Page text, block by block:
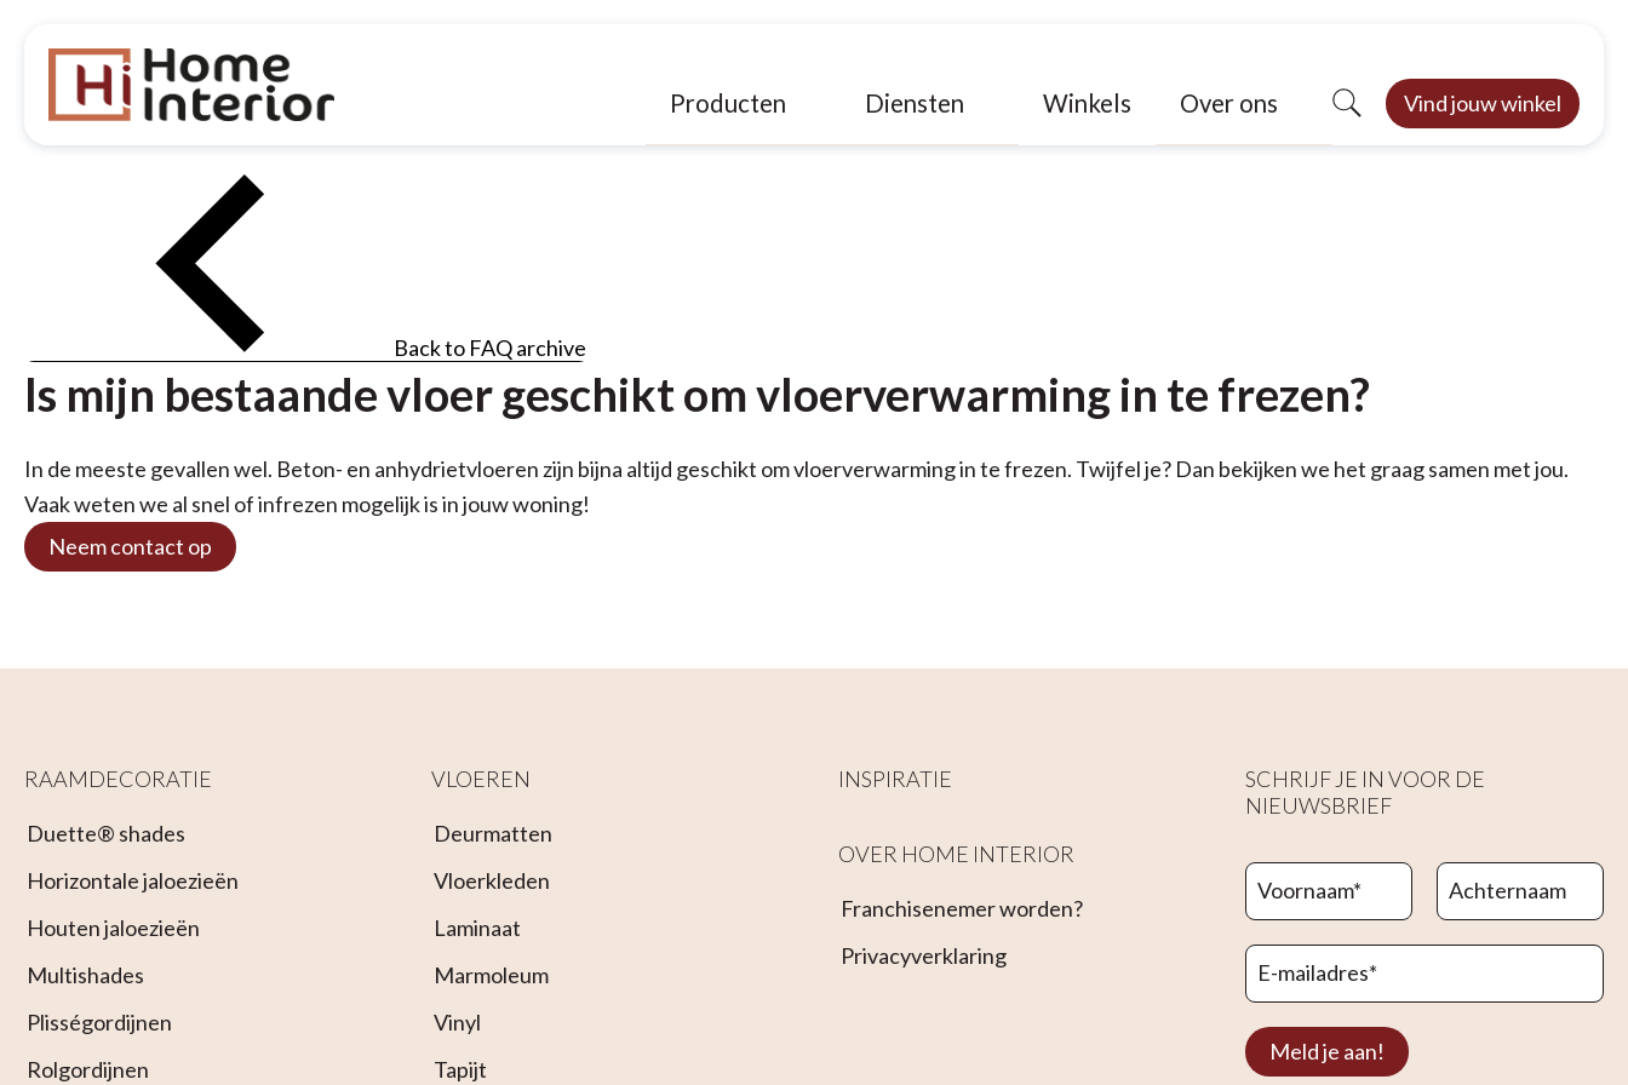
Producten Diensten Winkels Over ons Vind jouw winkel
Back to FAQ archive
Is mijn bestaande vloer geschikt om vloerverwarming in te frezen?
In de meeste gevallen wel. Beton- en anhydrietvloeren zijn bijna altijd geschikt om vloerverwarming in te frezen. Twijfel je? Dan bekijken we het graag samen met jou.
Vaak weten we al snel of infrezen mogelijk is in jouw woning!
Neem contact op
RAAMDECORATIE
Duette® shades
Horizontale jaloezieën
Houten jaloezieën
Multishades
Plisségordijnen
Rolgordijnen
VLOEREN
Deurmatten
Vloerkleden
Laminaat
Marmoleum
Vinyl
Tapijt
INSPIRATIE
OVER HOME INTERIOR
Franchisenemer worden?
Privacyverklaring
SCHRIJF JE IN VOOR DE
NIEUWSBRIEF
Voornaam* Achternaam
E-mailadres*
Meld je aan!